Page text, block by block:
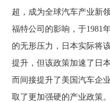
超，成为全球汽车产业新
福特公司的影响，于1981
的无形压力，日本实际将
提升，但该政策加速了日
而间接提升了美国汽车企
取了更加强硬的产业政策